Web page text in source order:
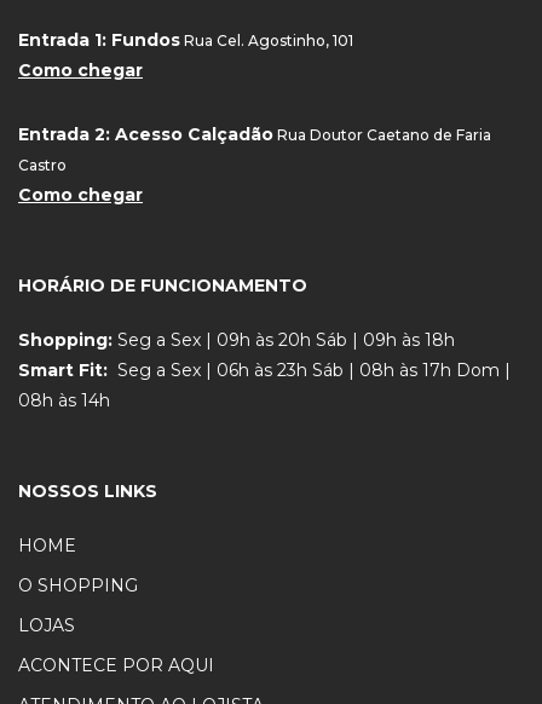
Entrada 1: Fundos Rua Cel. Agostinho, 101
Como chegar
Entrada 2: Acesso Calçadão Rua Doutor Caetano de Faria
Castro
Como chegar
HORÁRIO DE FUNCIONAMENTO
Shopping: Seg a Sex | 09h às 20h Sáb | 09h às 18h
Smart Fit: Seg a Sex | 06h às 23h Sáb | 08h às 17h Dom |
08h às 14h
NOSSOS LINKS
HOME
O SHOPPING
LOJAS
ACONTECE POR AQUI